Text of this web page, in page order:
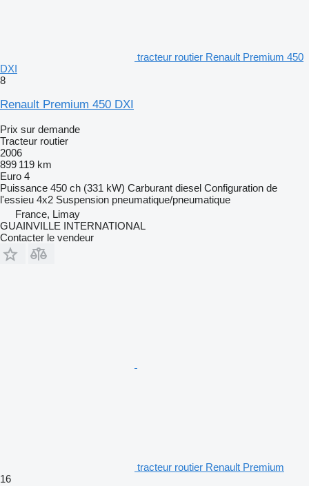
tracteur routier Renault Premium 450
DXI
8
Renault Premium 450 DXI
Prix sur demande
Tracteur routier
2006
899 119 km
Euro 4
Puissance 450 ch (331 kW) Carburant diesel Configuration de
l'essieu 4x2 Suspension pneumatique/pneumatique
France, Limay
GUAINVILLE INTERNATIONAL
Contacter le vendeur
tracteur routier Renault Premium
16